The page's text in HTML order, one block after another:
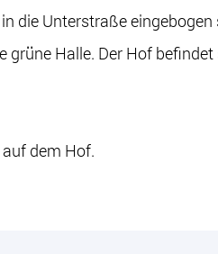
die Unterstraße eingebogen
grüne Halle. Der Hof befindet
dem Hof.